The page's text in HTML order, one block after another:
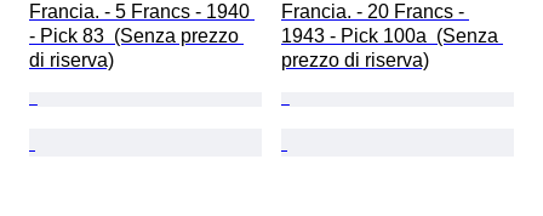
Francia. - 5 Francs - 1940
- Pick 83  (Senza prezzo
di riserva)
Francia. - 20 Francs -
1943 - Pick 100a  (Senza
prezzo di riserva)